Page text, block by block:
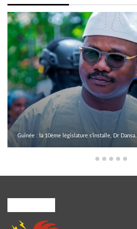
Guinée : la 10ème législature s’installe, Dr Dansa…